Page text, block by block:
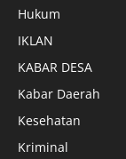
Hukum
IKLAN
KABAR DESA
Kabar Daerah
Kesehatan
Kriminal